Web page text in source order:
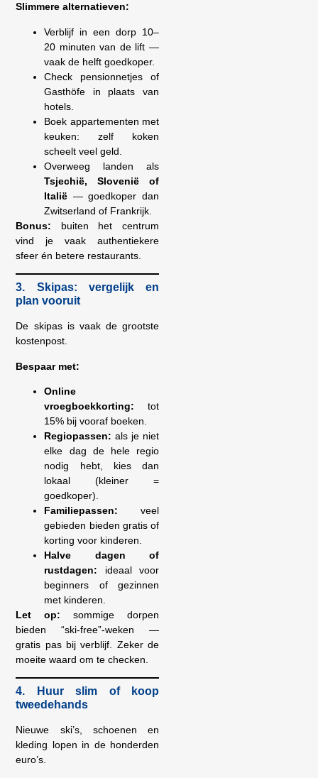
Slimmere alternatieven:
Verblijf in een dorp 10–
20 minuten van de lift —
vaak de helft goedkoper.
Check pensionnetjes of
Gasthöfe in plaats van
hotels.
Boek appartementen met
keuken: zelf koken
scheelt veel geld.
Overweeg landen als
Tsjechië, Slovenië of
Italië — goedkoper dan
Zwitserland of Frankrijk.
Bonus: buiten het centrum
vind je vaak authentiekere
sfeer én betere restaurants.
3. Skipas: vergelijk en
plan vooruit
De skipas is vaak de grootste
kostenpost.
Bespaar met:
Online
vroegboekkorting: tot
15% bij vooraf boeken.
Regiopassen: als je niet
elke dag de hele regio
nodig hebt, kies dan
lokaal (kleiner =
goedkoper).
Familiepassen: veel
gebieden bieden gratis of
korting voor kinderen.
Halve dagen of
rustdagen: ideaal voor
beginners of gezinnen
met kinderen.
Let op: sommige dorpen
bieden “ski-free”-weken —
gratis pas bij verblijf. Zeker de
moeite waard om te checken.
4. Huur slim of koop
tweedehands
Nieuwe ski’s, schoenen en
kleding lopen in de honderden
euro’s.